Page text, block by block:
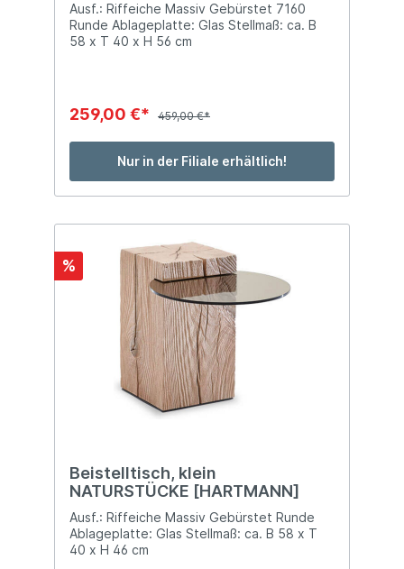
Ausf.: Riffeiche Massiv Gebürstet 7160
Runde Ablageplatte: Glas Stellmaß: ca. B
58 x T 40 x H 56 cm
259,00 €* 459,00 €*
Nur in der Filiale erhältlich!
%
Beistelltisch, klein
NATURSTÜCKE [HARTMANN]
Ausf.: Riffeiche Massiv Gebürstet Runde
Ablageplatte: Glas Stellmaß: ca. B 58 x T
40 x H 46 cm